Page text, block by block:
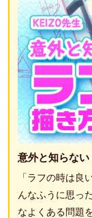
意外と知らな
「ラフの時は
んなふうに思っ
なよくある問題